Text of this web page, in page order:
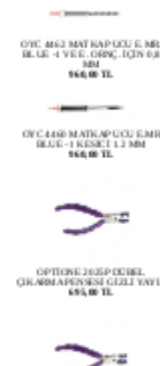
OYC 4462 MATKAP UCU E.MR.
MM
960,00 TL
OYC 4460 MATKAP UCU E.MR
960,00 TL
695,00 TL